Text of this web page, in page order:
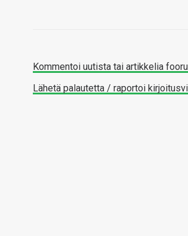
Kommentoi uutista tai artikkelia
Lähetä palautetta / raportoi